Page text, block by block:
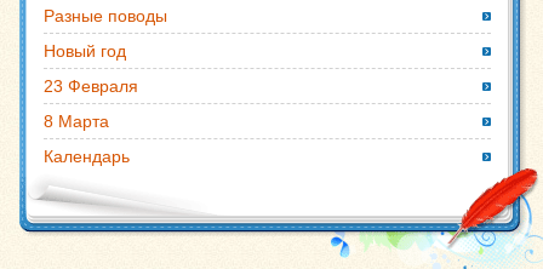
Разные поводы
Новый год
23 Февраля
8 Марта
Календарь